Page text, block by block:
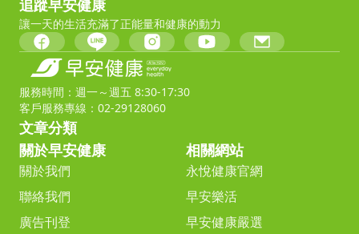
追蹤早安健康
讓一天的生活充滿了正能量和健康的動力
服務時間：週一～週五 8:30-17:30
客戶服務專線：02-29128060
文章分類
關於早安健康
關於我們
聯絡我們
廣告刊登
相關網站
永悅健康官網
早安樂活
早安健康嚴選